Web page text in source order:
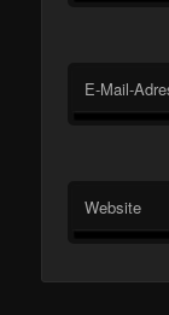
E-Mail-
Website